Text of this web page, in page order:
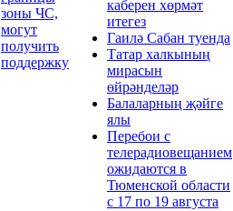
зоны ЧС,
могут
получить
поддержку
каберен хөрмәт
итегез
Гаилә Сабан туенда
Татар халкының
мирасын
өйрәнделәр
Балаларның җәйге
ялы
Перебои с
телерадиовещанием
ожидаются в
Тюменской области
с 17 по 19 августа